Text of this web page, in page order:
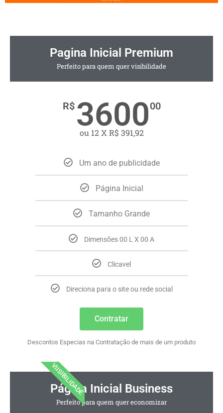
Pagina Inicial Premium
Perfeito para quem quer visibilidade
R$ 360000
ou 12 X R$ 391,92
Um ano de publicidade
Página Inicial
Tamanho Grande
Dimensões 00 L X 00 A
Clicavel
Direciona para o site ou rede social
Contratar
Descontos Especias na Contratação de mais de um produto
VIISIBILIDADE
Página Inicial Business
Perfeito para quem quer economizar